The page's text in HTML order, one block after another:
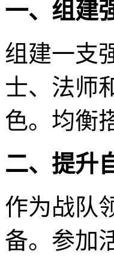
一、组建
组建一支
士、法师
色。均衡
二、提升
作为战队
备。参加